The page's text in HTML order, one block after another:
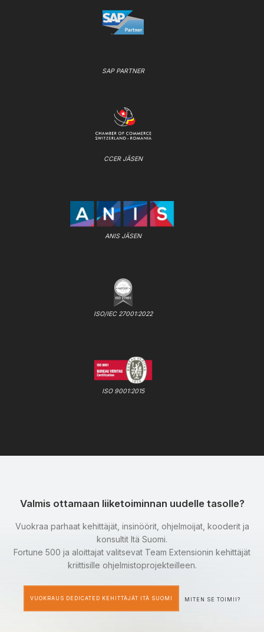
SAP PARTNER
CCER JÄSEN
ANIS JÄSEN
ISO/IEC 27001:2022
ISO 9001:2015
Valmis ottamaan liiketoiminnan uudelle tasolle?
Vuokraa parhaat kehittäjät, insinöörit, ohjelmoijat, kooderit ja
konsultit Itä Suomi.
Fortune 500 ja aloittajat valitsevat Team Extensionin kehittäjät
kriittisille ohjelmistoprojekteilleen.
VUOKRAUS DEDICATED KEHITTÄJÄT ITÄ SUOMI MITEN SE TOIMII?